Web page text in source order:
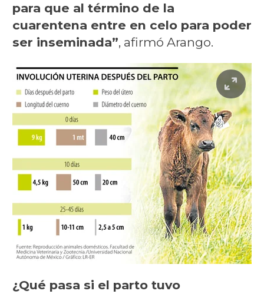
para que al término de la
cuarentena entre en celo para poder
ser inseminada”, afirmó Arango.
¿Qué pasa si el parto tuvo